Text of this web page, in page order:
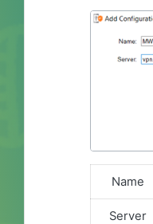
Name
Server